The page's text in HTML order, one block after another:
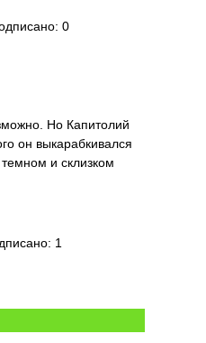
0
Но Капитолий
он выкарабкивался
и склизком
1